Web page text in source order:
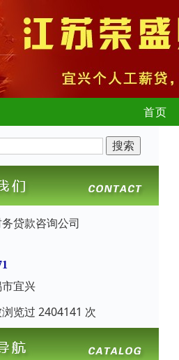
首页
贷款咨询公司
宜兴
览过 2404141 次